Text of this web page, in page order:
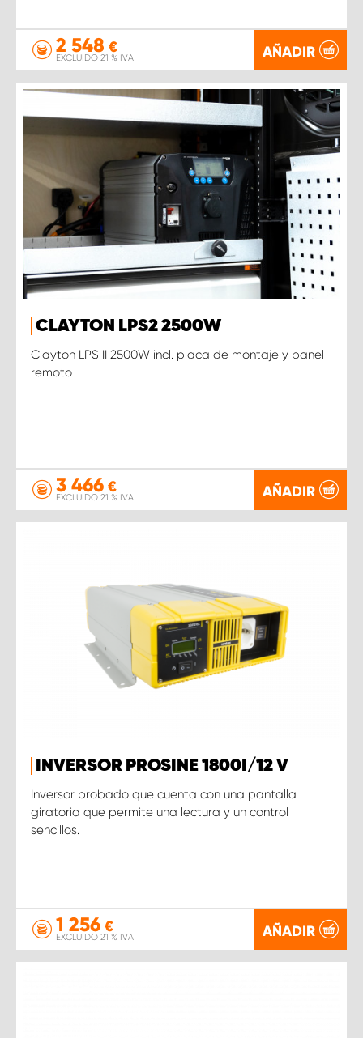
2 548 €
EXCLUIDO 21 % IVA AÑADIR
CLAYTON LPS2 2500W
Clayton LPS II 2500W incl. placa de montaje y panel
remoto
3 466 €
EXCLUIDO 21 % IVA AÑADIR
INVERSOR PROSINE 1800I/12 V
Inversor probado que cuenta con una pantalla
giratoria que permite una lectura y un control
sencillos.
1 256 €
EXCLUIDO 21 % IVA AÑADIR